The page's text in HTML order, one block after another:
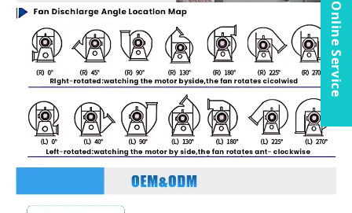
Online Service